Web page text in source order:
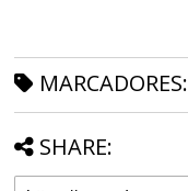
MARCADORES:
SHARE: